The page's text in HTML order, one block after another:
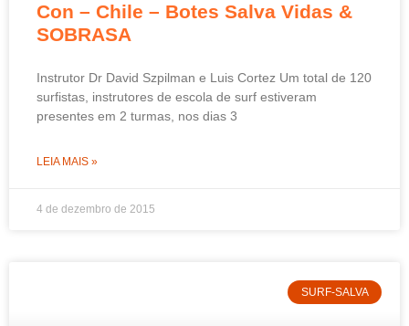
Con – Chile – Botes Salva Vidas &
SOBRASA
Instrutor Dr David Szpilman e Luis Cortez Um total de 120
surfistas, instrutores de escola de surf estiveram
presentes em 2 turmas, nos dias 3
LEIA MAIS »
4 de dezembro de 2015
SURF-SALVA